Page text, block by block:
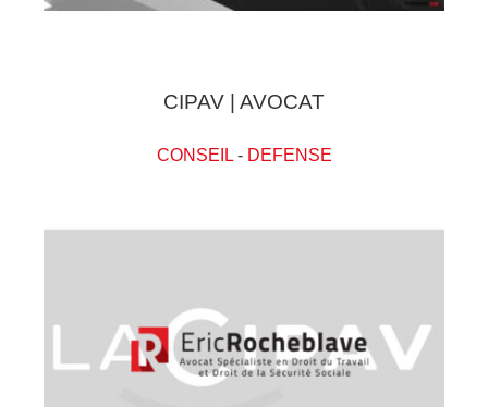
CIPAV | AVOCAT
CONSEIL- DEFENSE